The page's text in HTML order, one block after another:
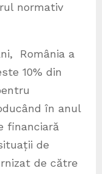
normativ
România a
10% din
în anul
financiară
de
de către